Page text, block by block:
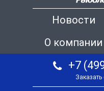
Новости
О компании
+7